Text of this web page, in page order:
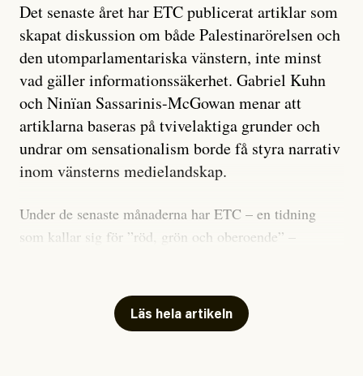
Det senaste året har ETC publicerat artiklar som
skapat diskussion om både Palestinarörelsen och
den utomparlamentariska vänstern, inte minst
vad gäller informationssäkerhet. Gabriel Kuhn
och Ninïan Sassarinis-McGowan menar att
artiklarna baseras på tvivelaktiga grunder och
undrar om sensationalism borde få styra narrativ
inom vänsterns medielandskap.
Under de senaste månaderna har ETC – en tidning
som kallar sig för ”röd, grön och oberoende” –
skriver för? Vad betyder det att vara en ”röd, grön och
oberoende” tidning? Och vad är egentligen bra
Läs hela artikeln